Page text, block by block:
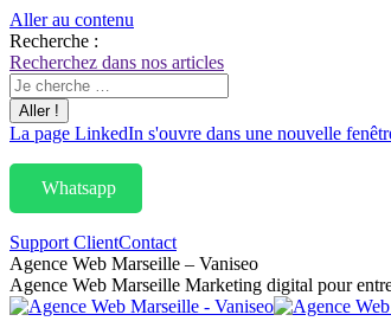
Aller au contenu
Recherche :
Recherchez dans nos articles
La page LinkedIn s'ouvre dans une nouvelle
Whatsapp
Support ClientContact
Agence Web Marseille – Vaniseo
Agence Web Marseille Marketing digital pour